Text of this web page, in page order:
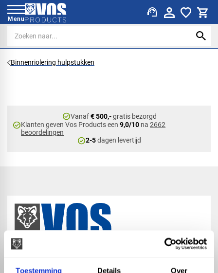
Toestemming Details Over
Menu support_agent
Binnenriolering hulpstukken
check_circleVanaf€ 500,-gratis bezorgd
check_circleKlanten geven Vos Products een9,0/10 na2662
beoordelingen
check_circle2-5dagen levertijd